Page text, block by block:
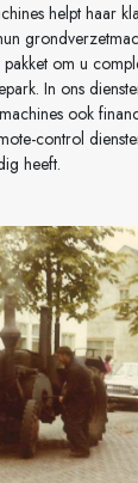
helpt haar
om u
In ons
ook
control
heeft.